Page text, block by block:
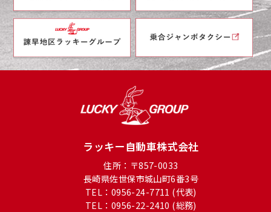
ラッキー自動車株式会社
住所：〒857-0033
長崎県佐世保市城山町6番3号
TEL：0956-24-7711 (代表)
TEL：0956-22-2410 (総務)